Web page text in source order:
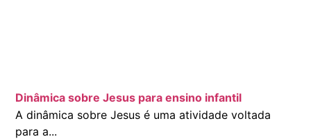
Dinâmica sobre Jesus para ensino infantil
A dinâmica sobre Jesus é uma atividade voltada
para a...